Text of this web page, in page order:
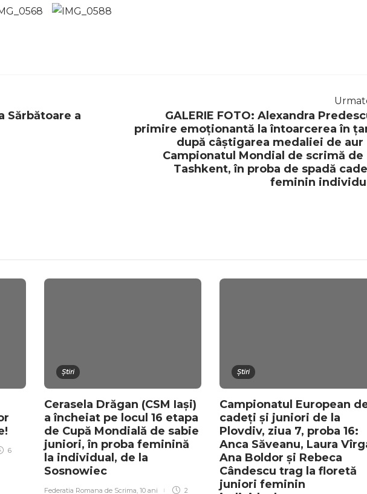
Sărbătoare a
GALERIE FOTO: Alexandra
primire emoționantă la întoarcerea în
după câștigarea medaliei de aur
Campionatul Mondial de scrimă de
Tashkent, în proba de spadă
feminin
6
Știri
Cerasela Drăgan (CSM Iași)
a încheiat pe locul 16 etapa
de Cupă Mondială de sabie
juniori, în proba feminină
la individual, de la
Sosnowiec
Federatia Romana de Scrima, 10 ani 2
Știri
Campionatul European
cadeți și juniori de la
Plovdiv, ziua 7, proba 16:
Anca Săveanu, Laura
Ana Boldor și Rebeca
Cândescu trag la floretă
juniori feminin